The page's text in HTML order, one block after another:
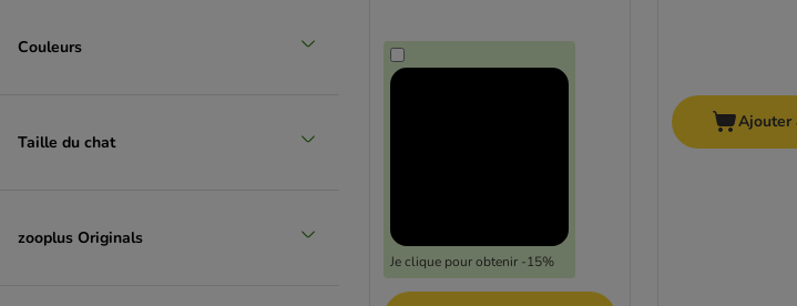
Couleurs
Taille du chat
zooplus Originals
Je clique pour obtenir -15%
Ajouter